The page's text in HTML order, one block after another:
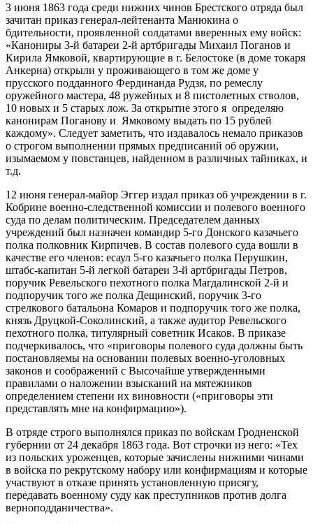
3 июня 1863 года среди нижних чинов Брестского отряда был
зачитан приказ генерал-лейтенанта Манюкина о
бдительности, проявленной солдатами вверенных ему войск:
«Канониры 3-й батареи 2-й артбригады Михаил Поганов и
Кирила Ямковой, квартирующие в г. Белостоке (в доме токаря
Анкерна) открыли у проживающего в том же доме у
прусского подданного Фердинанда Рудзя, по ремеслу
оружейного мастера, 48 ружейных и 8 пистолетных стволов,
10 новых и 5 старых лож. За открытие этого я определяю
канонирам Поганову и Ямковому выдать по 15 рублей
каждому». Следует заметить, что издавалось немало приказов
о строгом выполнении прямых предписаний об оружии,
изымаемом у повстанцев, найденном в различных тайниках, и
т.д.
12 июня генерал-майор Эггер издал приказ об учреждении в г.
Кобрине военно-следственной комиссии и полевого военного
суда по делам политическим. Председателем данных
учреждений был назначен командир 5-го Донского казачьего
полка полковник Кирпичев. В состав полевого суда вошли в
качестве его членов: есаул 5-го казачьего полка Перушкин,
штабс-капитан 5-й легкой батареи 3-й артбригады Петров,
поручик Ревельского пехотного полка Магдалинской 2-й и
подпоручик того же полка Дещинский, поручик 3-го
стрелкового батальона Комаров и подпоручик того же полка,
князь Друцкой-Соколинский, а также аудитор Ревельского
пехотного полка, титулярный советник Исаков. В приказе
подчеркивалось, что «приговоры полевого суда должны быть
постановляемы на основании полевых военно-уголовных
законов и соображений с Высочайше утвержденными
правилами о наложении взысканий на мятежников
определением степени их виновности («приговоры эти
представлять мне на конфирмацию»).
В отряде строго выполнялся приказ по войскам Гродненской
губернии от 24 декабря 1863 года. Вот строчки из него: «Тех
из польских уроженцев, которые зачислены нижними чинами
в войска по рекрутскому набору или конфирмациям и которые
участвуют в отказе принять установленную присягу,
передавать военному суду как преступников против долга
верноподданичества».